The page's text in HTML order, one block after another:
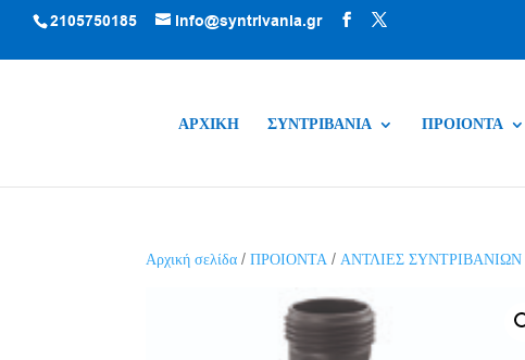
2105750185 info@syntrivania.gr
ΑΡΧΙΚΗ ΣΥΝΤΡΙΒΑΝΙΑ ΠΡΟΙΟΝΤΑ
Αρχική σελίδα /ΠΡΟΙΟΝΤΑ /ΑΝΤΛΙΕΣ ΣΥΝΤΡΙΒΑΝΙΩΝ